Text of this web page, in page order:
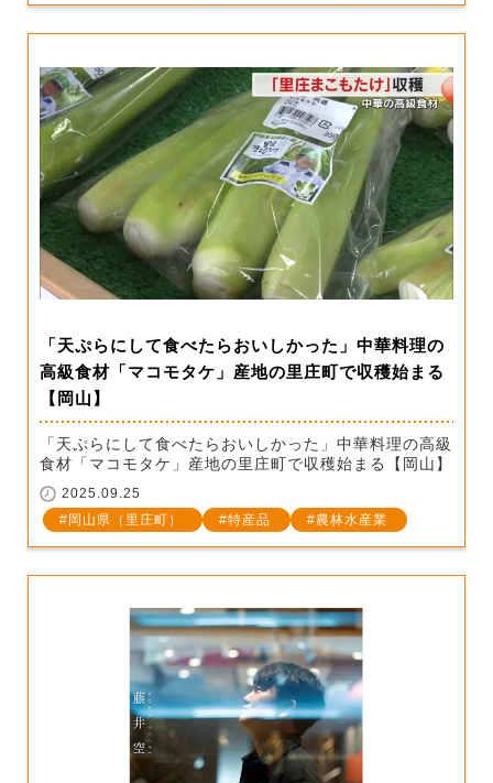
「天ぷらにして食べたらおいしかった」中華料理の
高級食材「マコモタケ」産地の里庄町で収穫始まる
【岡山】
「天ぷらにして食べたらおいしかった」中華料理の高級
食材「マコモタケ」産地の里庄町で収穫始まる【岡山】
2025.09.25
岡山県（里庄町）
特産品 農林水産業